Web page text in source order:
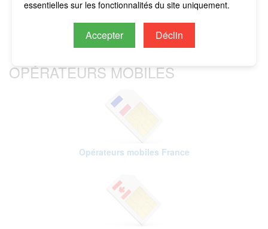
essentielles sur les fonctionnalités du site uniquement.
Accepter Déclin
OPÉRATEURS MOBILES
Opérateurs mobiles France